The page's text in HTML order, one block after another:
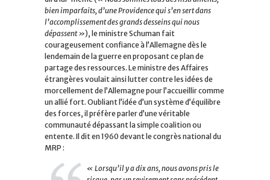
bien imparfaits, d’une Providence qui s’en sert dans
l’accomplissement des grands desseins qui nous
dépassent »), le ministre Schuman fait
courageusement confiance à l’Allemagne dès le
lendemain de la guerre en proposant ce plan de
partage des ressources. Le ministre des Affaires
étrangères voulait ainsi lutter contre les idées de
morcellement de l’Allemagne pour l’accueillir comme
un allié fort. Oubliant l’idée d’un système d’équilibre
des forces, il préfère parler d’une véritable
communauté dépassant la simple coalition ou
entente. Il dit en 1960 devant le congrès national du
MRP :
« Lorsqu’il y a dix ans, nous avons pris le